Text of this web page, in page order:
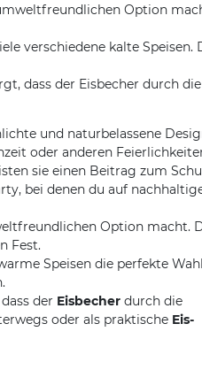
Option
verschiedene kalte Speisen.
dass der Eisbecher durch die
und naturbelassene
oder anderen
sie einen Beitrag zum
bei denen du auf
Option macht.
Fest.
Speisen die perfekte
der Eisbecher durch die
oder als praktische Eis-